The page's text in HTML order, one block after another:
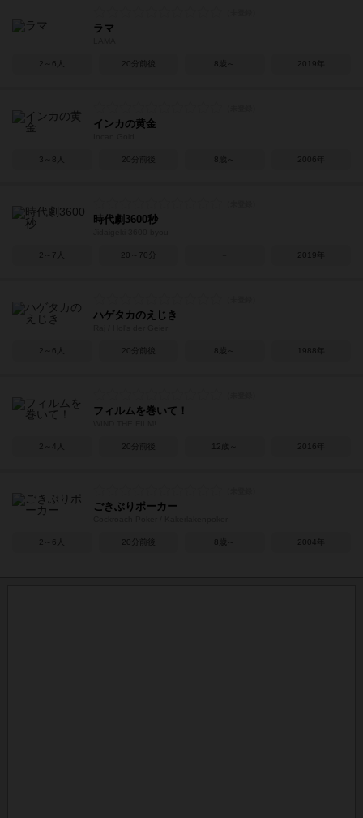
ラマ
2～6人 20分前後 8歳～ 2019年
インカの黄金
3～8人 20分前後 8歳～ 2006年
時代劇3600秒
2～7人 20～70分 2019年
ハゲタカのえじき
2～6人 20分前後 8歳～ 1988年
フィルムを巻いて！
2～4人 20分前後 12歳～ 2016年
ごきぶりポーカー
2～6人 20分前後 8歳～ 2004年